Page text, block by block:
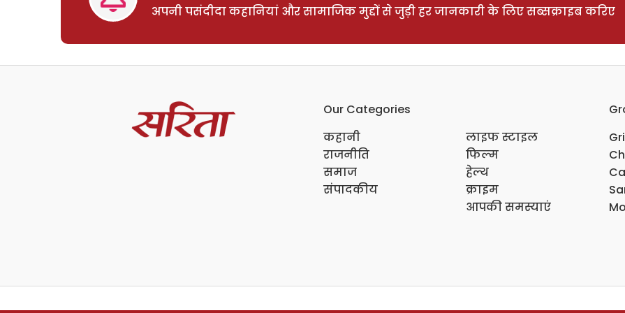
अपनी पसंदीदा कहानियां और सामाजिक मुद्दों से जुड़ी हर जानकारी के लिए सब्सक्राइब करिए
Our Categories
कहानी
राजनीति
समाज
संपादकीय
लाइफ स्टाइल
फिल्म
हेल्थ
क्राइम
आपकी समस्याएं